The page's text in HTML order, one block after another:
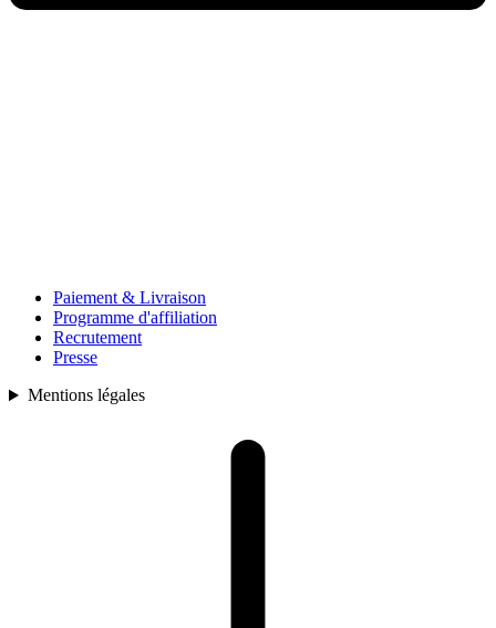
Paiement & Livraison
Programme d'affiliation
Recrutement
Presse
Mentions légales